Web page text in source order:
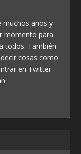
muchos años y
momento para
todos. También
cosas como
en Twitter